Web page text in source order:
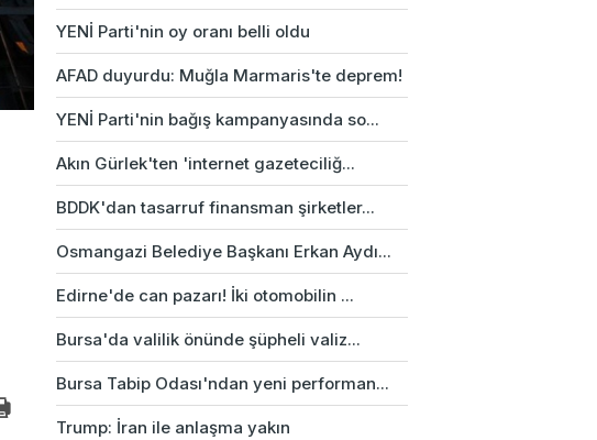
YENİ Parti'nin oy oranı belli oldu
AFAD duyurdu: Muğla Marmaris'te deprem!
YENİ Parti'nin bağış kampanyasında so...
Akın Gürlek'ten 'internet gazeteciliğ...
BDDK'dan tasarruf finansman şirketler...
Osmangazi Belediye Başkanı Erkan Aydı...
Edirne'de can pazarı! İki otomobilin ...
Bursa'da valilik önünde şüpheli valiz...
Bursa Tabip Odası'ndan yeni performan...
Trump: İran ile anlaşma yakın